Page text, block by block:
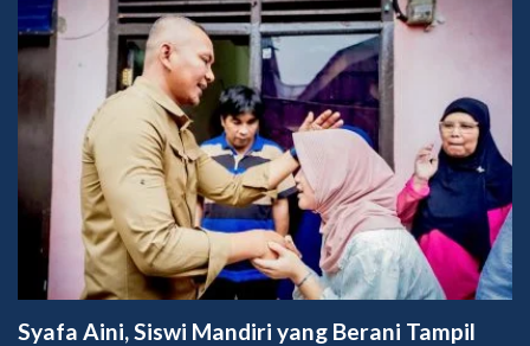
Syafa Aini, Siswi Mandiri yang Berani Tampil